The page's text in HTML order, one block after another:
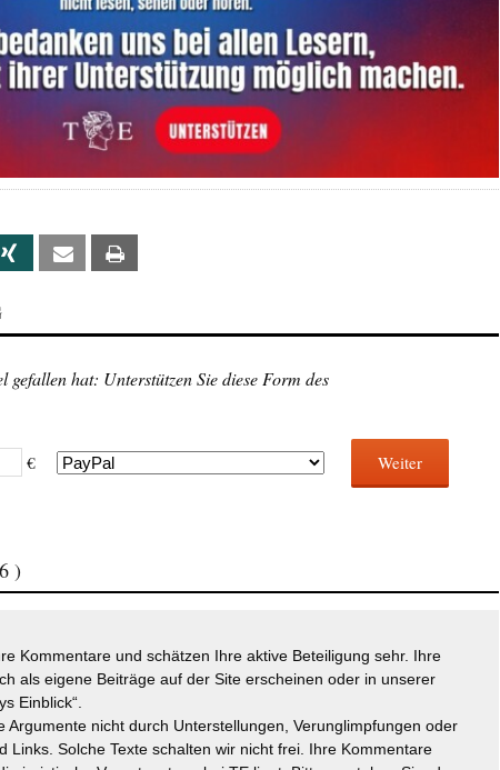
Xing Email
gefallen hat: Unterstützen Sie diese Form des
€ Weiter
)
Kommentare und schätzen Ihre aktive Beteiligung sehr. Ihre
als eigene Beiträge auf der Site erscheinen oder in unserer
Einblick“.
Argumente nicht durch Unterstellungen, Verunglimpfungen oder
Links. Solche Texte schalten wir nicht frei. Ihre Kommentare